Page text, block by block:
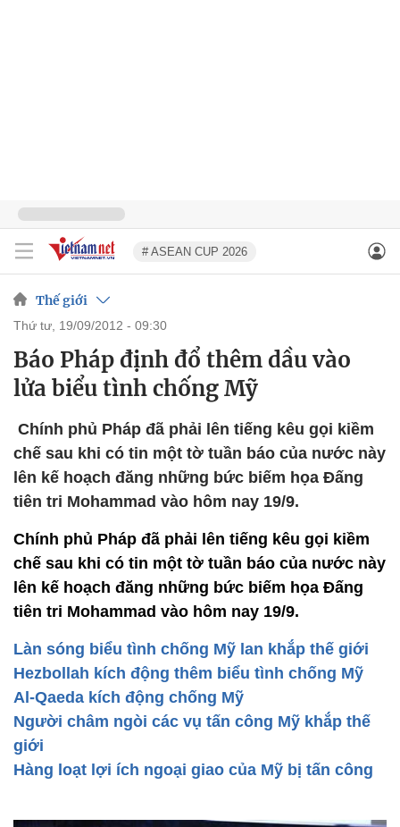
# ASEAN CUP 2026
Thế giới
thứ tư, 19/09/2012 - 09:30
Báo Pháp định đổ thêm dầu vào
lửa biểu tình chống Mỹ
Chính phủ Pháp đã phải lên tiếng kêu gọi kiềm
chế sau khi có tin một tờ tuần báo của nước này
lên kế hoạch đăng những bức biếm họa Đấng
tiên tri Mohammad vào hôm nay 19/9.
Chính phủ Pháp đã phải lên tiếng kêu gọi kiềm
chế sau khi có tin một tờ tuần báo của nước này
lên kế hoạch đăng những bức biếm họa Đấng
tiên tri Mohammad vào hôm nay 19/9.
Làn sóng biểu tình chống Mỹ lan khắp thế giới
Hezbollah kích động thêm biểu tình chống Mỹ
Al-Qaeda kích động chống Mỹ
Người châm ngòi các vụ tấn công Mỹ khắp thế
giới
Hàng loạt lợi ích ngoại giao của Mỹ bị tấn công